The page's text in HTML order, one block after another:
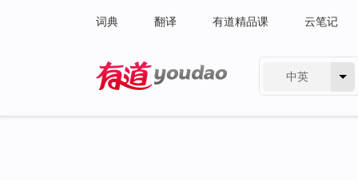
词典 翻译 有道精品课 云笔记
中英